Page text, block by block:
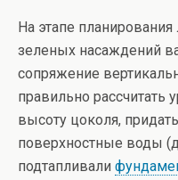
На этапе
зеленых насаждений
сопряжение
правильно рассчитать
высоту цоколя,
поверхностные воды
подтапливали